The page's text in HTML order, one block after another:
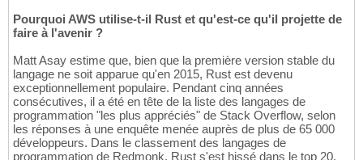
Pourquoi AWS utilise-t-il Rust et qu'est-ce qu'il projette de
faire à l'avenir ?
Matt Asay estime que, bien que la première version stable du
langage ne soit apparue qu'en 2015, Rust est devenu
exceptionnellement populaire. Pendant cinq années
consécutives, il a été en tête de la liste des langages de
programmation "les plus appréciés" de Stack Overflow, selon
les réponses à une enquête menée auprès de plus de 65 000
développeurs. Dans le classement des langages de
programmation de Redmonk, Rust s'est hissé dans le top 20,